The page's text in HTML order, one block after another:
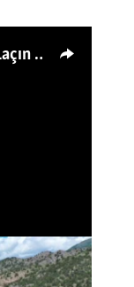
'Ya təklif olunan ev, ya status!' – Laçın köçkünü: 'Laçından başqa heç hara!'